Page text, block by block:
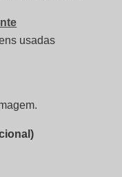
usadas